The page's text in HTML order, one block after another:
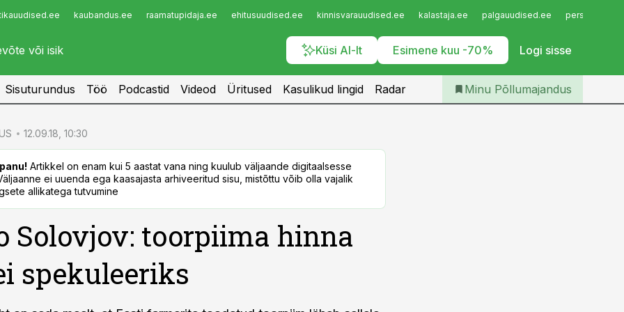
kaubandus.ee raamatupidaja.ee ehitusuudised.ee kinnisvarauudised.ee kalastaja.ee palgauudised.ee
Küsi AI-lt Esimene kuu -70% Logi sisse
Infopank
Iseteenindus
Telli Põllumajandus
Sisuturundus Töö Podcastid Videod Üritused Kasulikud lingid Radar Minu Põllumajandus
12.09.18, 10:30
Artikkel on enam kui 5 aastat vana ning kuulub väljaande digitaalsesse
ei uuenda ega kaasajasta arhiveeritud sisu, mistõttu võib olla vajalik
allikatega tutvumine
Solovjov: toorpiima hinna
spekuleeriks